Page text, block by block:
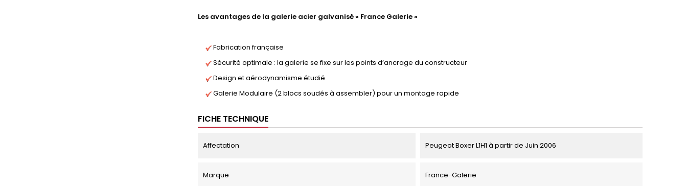
Les avantages de la galerie acier galvanisé « France Galerie »
Fabrication française
Sécurité optimale : la galerie se fixe sur les points d’ancrage du constructeur
Design et aérodynamisme étudié
Galerie Modulaire (2 blocs soudés à assembler) pour un montage rapide
FICHE TECHNIQUE
Affectation Peugeot Boxer L1H1 à partir de Juin 2006
Marque France-Galerie